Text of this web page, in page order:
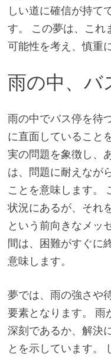
しい道に確信が持て
す。 この夢は、これ
可能性を考え、慎重
雨の中、バ
雨の中でバス停を待
に直面していること
実の問題を象徴し、
は、問題に耐えなが
ことを意味します。
状況にあるが、それ
という前向きなメッ
間は、困難がすぐに
意味します。
夢では、雨の強さや
要素となります。 雨
深刻であるか、解決
とを示しています。